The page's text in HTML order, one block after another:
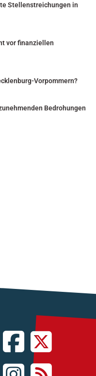
Stellenstreichungen in
vor finanziellen
Vorpommern?
Bedrohungen